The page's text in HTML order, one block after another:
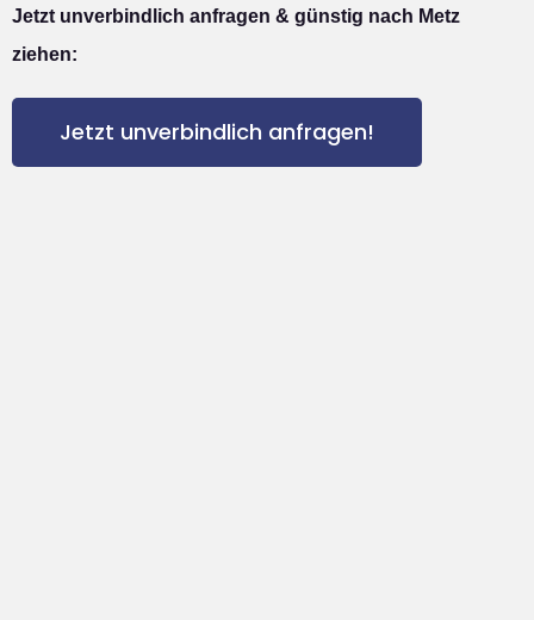
Jetzt unverbindlich anfragen & günstig nach Metz
ziehen:
Jetzt unverbindlich anfragen!